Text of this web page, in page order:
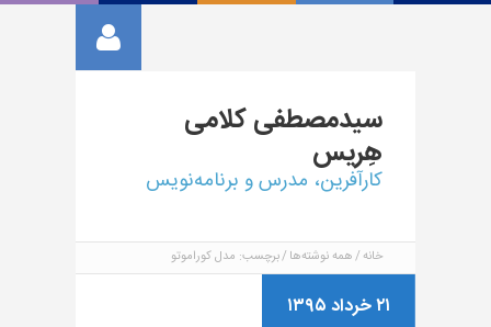
سیدمصطفیکلامی
هِریس
کارآفرین، مدرس و برنامه‌نویس
خانه همه نوشته‌ها برچسب: مدل کوراموتو
۲۱ خرداد ۱۳۹۵